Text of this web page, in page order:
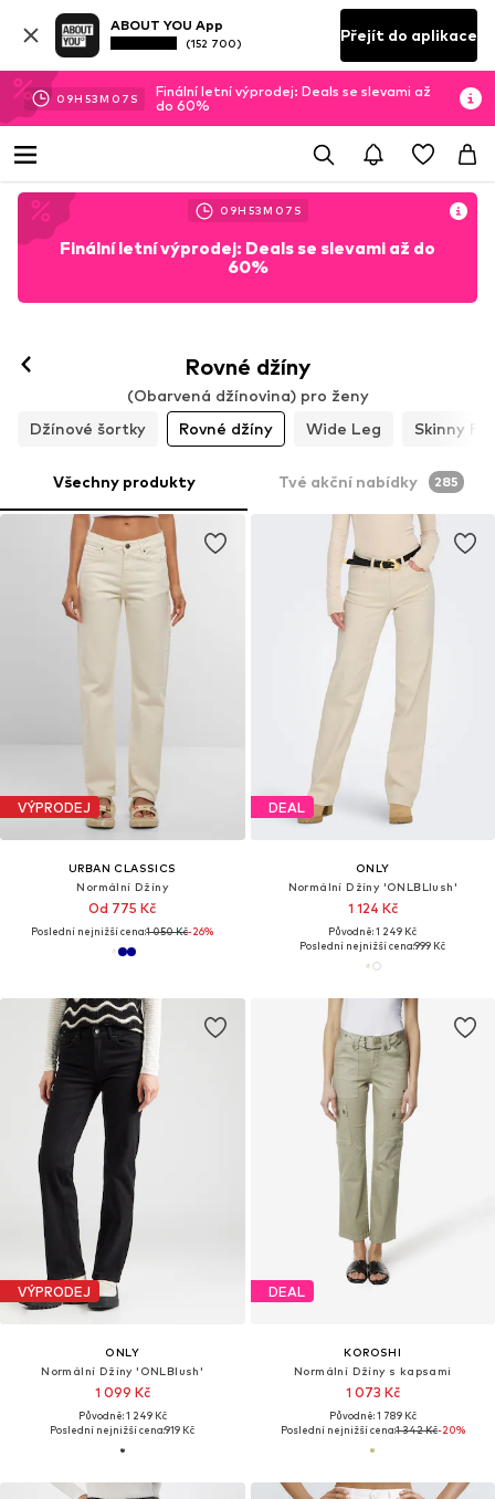
ABOUT YOU App
(152 700) Přejít do aplikace
09H 53M 04 S
Finální letní výprodej: Deals se slevami až
do 60%
09H 53M 04 S
Finální letní výprodej: Deals se slevami až do
60%
Rovné džíny
(Obarvená džínovina) pro ženy
Džínové šortky
Rovné džíny Wide Leg Skinny Fit
Všechny produkty Tvé akční nabídky 285
VÝPRODEJ
URBAN CLASSICS
Normální Džíny
Od 775 Kč
Poslední nejnižší cena:1 050 Kč-26%
DEAL
ONLY
Normální Džíny 'ONLBLlush'
1 124 Kč
Původně: 1 249 Kč
Poslední nejnižší cena:999 Kč
VÝPRODEJ
ONLY
Normální Džíny 'ONLBlush'
1 099 Kč
Původně: 1 249 Kč
Poslední nejnižší cena:919 Kč
DEAL
KOROSHI
Normální Džíny s kapsami
1 073 Kč
Původně: 1 789 Kč
Poslední nejnižší cena:1 342 Kč-20%